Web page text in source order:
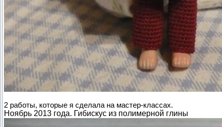
2 работы, которые я сделала на мастер-классах.
Ноябрь 2013 года. Гибискус из полимерной глины